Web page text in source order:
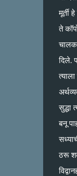
मूर्ती
ते
चालक
दिले.
सुद्धा
बनू
ठरू